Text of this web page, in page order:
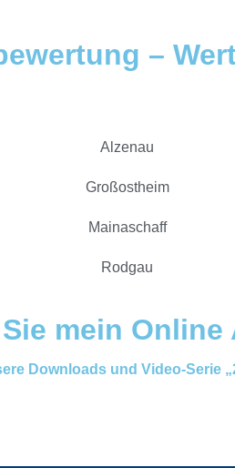
–
Alzenau
Großostheim
Mainaschaff
Rodgau
mein Online
Downloads und Video-Serie